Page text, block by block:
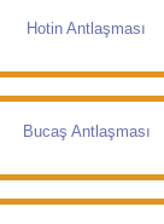
Hotin Antlaşması
Bucaş Antlaşması